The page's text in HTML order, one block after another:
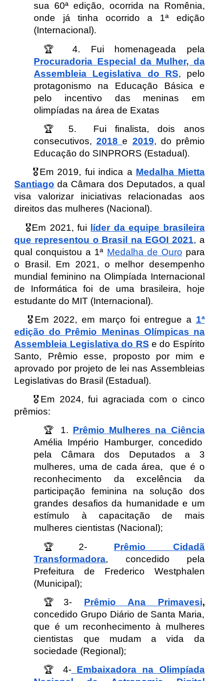
sua 60ª edição, ocorrida na Romênia,
onde já tinha ocorrido a 1ª edição
(Internacional).
🏆4. Fui homenageada pela
Procuradoria Especial da Mulher, da
Assembleia Legislativa do RS, pelo
protagonismo na Educação Básica e
pelo incentivo das meninas em
olimpíadas na área de Exatas
🏆 5. Fui finalista, dois anos
consecutivos,2018e 2019, do prêmio
Educação do SINPRORS (Estadual).
🎖️Em 2019, fui indica a Medalha Mietta
Santiago da Câmara dos Deputados, a qual
visa valorizar iniciativas relacionadas aos
direitos das mulheres (Nacional).
🎖️Em 2021, fui líder da equipe brasileira
que representou o Brasil na EGOI 2021, a
qual conquistou a 1ª Medalha de Ouro para
o Brasil. Em 2021, o melhor desempenho
mundial feminino na Olimpíada Internacional
de Informática foi de uma brasileira, hoje
estudante do MIT (Internacional).
🎖️Em 2022, em março foi entregue a 1ª
edição do Prêmio Meninas Olímpicas na
Assembleia Legislativa do RS e do Espírito
Santo, Prêmio esse, proposto por mim e
aprovado por projeto de lei nas Assembleias
Legislativas do Brasil (Estadual).
🎖️Em 2024, fui agraciada com o cinco
prêmios:
🏆 1. Prêmio Mulheres na Ciência
Amélia Império Hamburger, concedido
pela Câmara dos Deputados a 3
mulheres, uma de cada área, que é o
reconhecimento da excelência da
participação feminina na solução dos
grandes desafios da humanidade e um
estímulo à capacitação de mais
mulheres cientistas (Nacional);
🏆2- Prêmio Cidadã
Transformadora, concedido pela
Prefeitura de Frederico Westphalen
(Municipal);
🏆3- Prêmio Ana Primavesi,
concedido Grupo Diário de Santa Maria,
que é um reconhecimento à mulheres
cientistas que mudam a vida da
sociedade (Regional);
🏆 4- Embaixadora na Olimpíada